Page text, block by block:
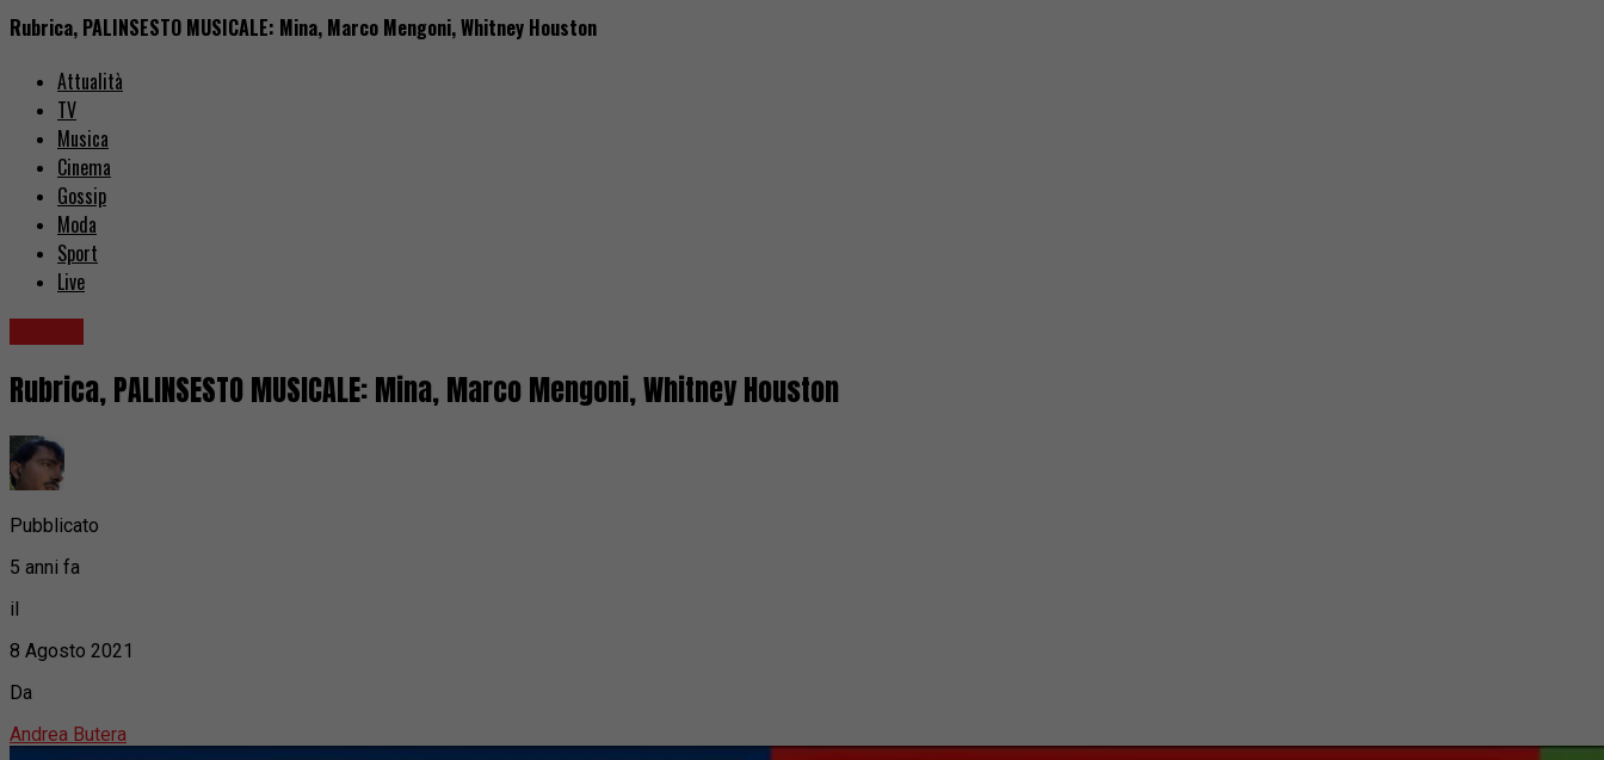
Rubrica, PALINSESTO MUSICALE: Mina, Marco Mengoni, Whitney Houston
Attualità
TV
Musica
Cinema
Gossip
Moda
Sport
Live
Rubrica, PALINSESTO MUSICALE: Mina, Marco Mengoni, Whitney Houston
Pubblicato
5 anni fa
il
8 Agosto 2021
Da
Andrea Butera